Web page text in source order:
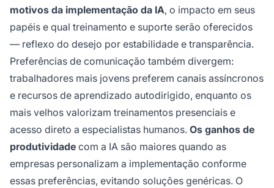
motivos da implementação da IA, o impacto em seus
papéis e qual treinamento e suporte serão oferecidos
— reflexo do desejo por estabilidade e transparência.
Preferências de comunicação também divergem:
trabalhadores mais jovens preferem canais assíncronos
e recursos de aprendizado autodirigido, enquanto os
mais velhos valorizam treinamentos presenciais e
acesso direto a especialistas humanos. Os ganhos de
produtividade com a IA são maiores quando as
empresas personalizam a implementação conforme
essas preferências, evitando soluções genéricas. O